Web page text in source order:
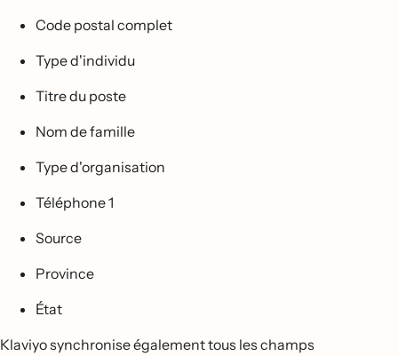
Code postal complet
Type d'individu
Titre du poste
Nom de famille
Type d'organisation
Téléphone 1
Source
Province
État
Klaviyo synchronise également tous les champs